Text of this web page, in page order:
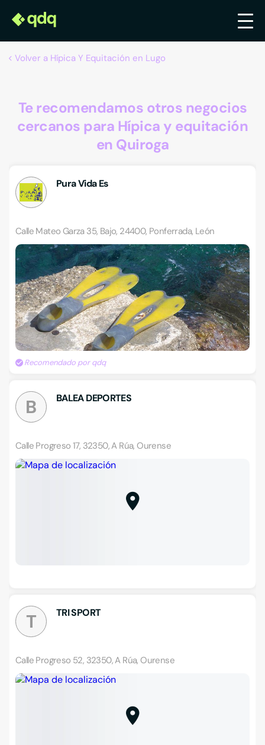
Volver a Hípica Y Equitación en Lugo
Te recomendamos otros negocios
cercanos para Hípica y equitación
en Quiroga
Pura Vida Es
Calle Mateo Garza 35, Bajo, 24400, Ponferrada, León
Recomendado por qdq
B BALEA DEPORTES
Calle Progreso 17, 32350, A Rúa, Ourense
T TRI SPORT
Calle Progreso 52, 32350, A Rúa, Ourense